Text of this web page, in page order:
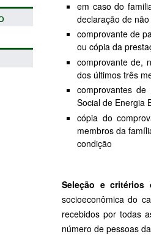
em caso do
declaração de
comprovante de
ou cópia da
comprovante de,
dos últimos três
comprovantes
Social de Energia
cópia do
membros da
condição
Seleção e critérios
socioeconômica do
recebidos por todas
número de pessoas